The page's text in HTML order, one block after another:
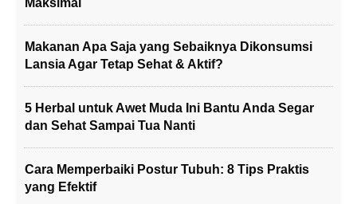
Maksimal
Makanan Apa Saja yang Sebaiknya Dikonsumsi
Lansia Agar Tetap Sehat & Aktif?
5 Herbal untuk Awet Muda Ini Bantu Anda Segar
dan Sehat Sampai Tua Nanti
Cara Memperbaiki Postur Tubuh: 8 Tips Praktis
yang Efektif